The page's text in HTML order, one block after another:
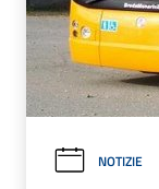
NOTIZIE